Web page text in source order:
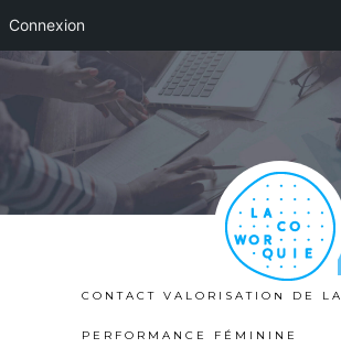
CONTACT VALORISATION DE LA
PERFORMANCE FÉMININE
Connexion